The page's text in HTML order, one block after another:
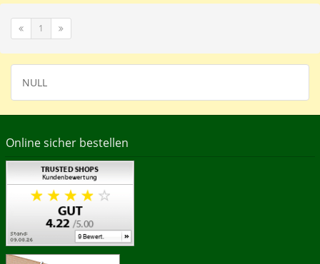
1
NULL
Online sicher bestellen